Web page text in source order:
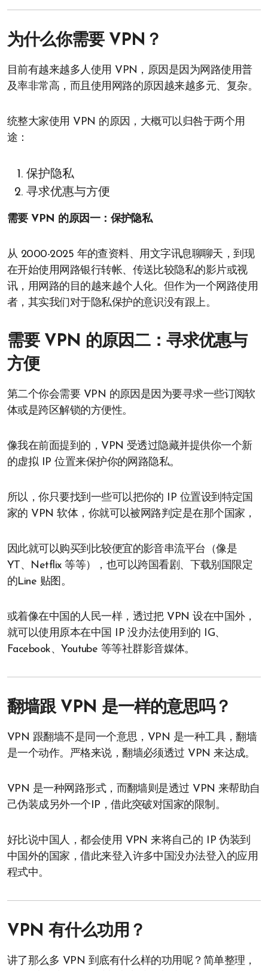
为什么你需要 VPN？
目前有越来越多人使用 VPN，原因是因为网路使用普
及率非常高，而且使用网路的原因越来越多元、复杂。
统整大家使用 VPN 的原因，大概可以归咎于两个用
途：
保护隐私
寻求优惠与方便
需要 VPN 的原因一：保护隐私
从 2000-2025 年的查资料、用文字讯息聊聊天，到现
在开始使用网路银行转帐、传送比较隐私的影片或视
讯，用网路的目的越来越个人化。但作为一个网路使用
者，其实我们对于隐私保护的意识没有跟上。
需要 VPN 的原因二：寻求优惠与
方便
第二个你会需要 VPN 的原因是因为要寻求一些订阅软
体或是跨区解锁的方便性。
像我在前面提到的，VPN 受透过隐藏并提供你一个新
的虚拟 IP 位置来保护你的网路隐私。
所以，你只要找到一些可以把你的 IP 位置设到特定国
家的 VPN 软体，你就可以被网路判定是在那个国家，
因此就可以购买到比较便宜的影音串流平台（像是
YT、Netflix 等等），也可以跨国看剧、下载别国限定
的Line 贴图。
或着像在中国的人民一样，透过把 VPN 设在中国外，
就可以使用原本在中国 IP 没办法使用到的 IG、
Facebook、Youtube 等等社群影音媒体。
翻墙跟 VPN 是一样的意思吗？
VPN 跟翻墙不是同一个意思，VPN 是一种工具，翻墙
是一个动作。严格来说，翻墙必须透过 VPN 来达成。
VPN 是一种网路形式，而翻墙则是透过 VPN 来帮助自
己伪装成另外一个IP，借此突破对国家的限制。
好比说中国人，都会使用 VPN 来将自己的 IP 伪装到
中国外的国家，借此来登入许多中国没办法登入的应用
程式中。
VPN 有什么功用？
讲了那么多 VPN 到底有什么样的功用呢？简单整理，